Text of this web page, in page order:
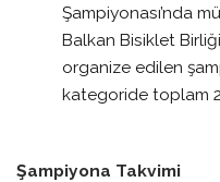
Şampiyonası’nda
Balkan Bisiklet
organize edilen
kategoride toplam
Şampiyona Takvimi